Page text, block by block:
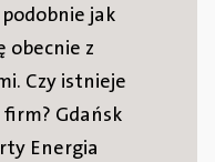
jak
obecnie z
Czy istnieje
Gdańsk
Energia